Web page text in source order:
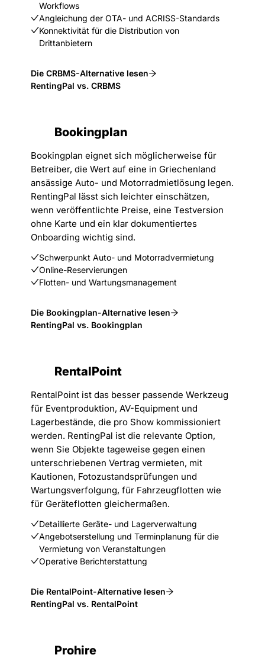
Workflows
Angleichung der OTA- und ACRISS-Standards
Konnektivität für die Distribution von
Drittanbietern
Die CRBMS-Alternative lesen
RentingPal vs. CRBMS
Bookingplan
Bookingplan eignet sich möglicherweise für
Betreiber, die Wert auf eine in Griechenland
ansässige Auto- und Motorradmietlösung legen.
RentingPal lässt sich leichter einschätzen,
wenn veröffentlichte Preise, eine Testversion
ohne Karte und ein klar dokumentiertes
Onboarding wichtig sind.
Schwerpunkt Auto- und Motorradvermietung
Online-Reservierungen
Flotten- und Wartungsmanagement
Die Bookingplan-Alternative lesen
RentingPal vs. Bookingplan
RentalPoint
RentalPoint ist das besser passende Werkzeug
für Eventproduktion, AV-Equipment und
Lagerbestände, die pro Show kommissioniert
werden. RentingPal ist die relevante Option,
wenn Sie Objekte tageweise gegen einen
unterschriebenen Vertrag vermieten, mit
Kautionen, Fotozustandsprüfungen und
Wartungsverfolgung, für Fahrzeugflotten wie
für Geräteflotten gleichermaßen.
Detaillierte Geräte- und Lagerverwaltung
Angebotserstellung und Terminplanung für die
Vermietung von Veranstaltungen
Operative Berichterstattung
Die RentalPoint-Alternative lesen
RentingPal vs. RentalPoint
Prohire